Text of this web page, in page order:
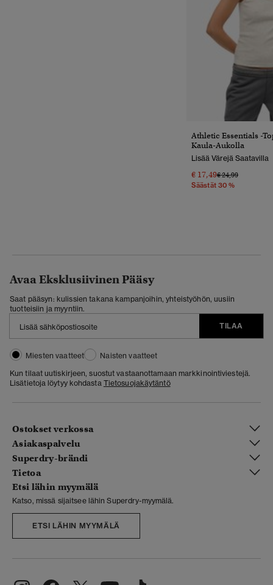
Athletic Essentials -
Kaula-Aukolla
Lisää Värejä Saatavilla
€ 17,49Hinta Alennettu
€ 24,99Hintaan
Säästät 30 %
Avaa Eksklusiivinen Pääsy
Saat pääsyn: kulissien takana kampanjoihin, yhteistyöhön, uusiin
tuotteisiin ja myyntiin.
TILAA
Miesten vaatteet
Naisten vaatteet
Kun tilaat uutiskirjeen, suostut vastaanottamaan markkinointiviestejä.
Lisätietoja löytyy kohdasta Tietosuojakäytäntö
Ostokset verkossa
Asiakaspalvelu
Superdry-brändi
Tietoa
Etsi lähin myymälä
Katso, missä sijaitsee lähin Superdry-myymälä.
ETSI LÄHIN MYYMÄLÄ